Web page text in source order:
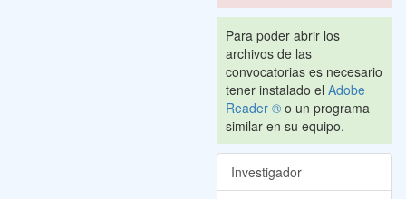
Para poder abrir los
archivos de las
convocatorias es necesario
tener instalado el Adobe
Reader ® o un programa
similar en su equipo.
Investigador